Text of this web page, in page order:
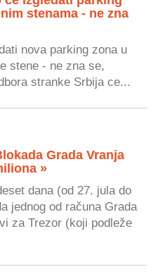
stenama - ne zna
nova parking zona u
stene - ne zna se,
stranke Srbija ce...
Grada Vranja
»
dana (od 27. jula do
jednog od računa Grada
za Trezor (koji podleže